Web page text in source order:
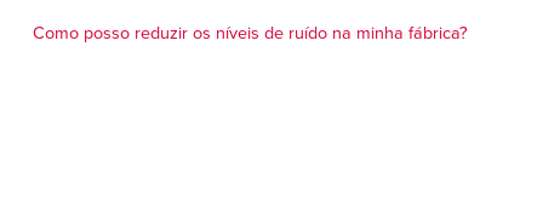
AJUDA
Como posso reduzir os níveis de ruído na minha fábrica?